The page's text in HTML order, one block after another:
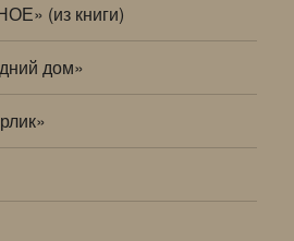
(из книги)
дом»